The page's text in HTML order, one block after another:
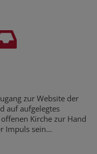
zur Website der
auf aufgelegtes
Kirche zur Hand
Impuls sein...